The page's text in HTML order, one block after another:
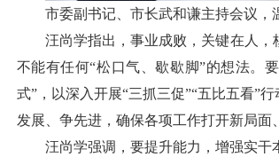
市委副书记、市长武和谦主持会议，
汪尚学指出，事业成败，关键在人
不能有任何“松口气、歇歇脚”的想法。
式”，以深入开展“三抓三促”“五比五看”
发展、争先进，确保各项工作打开新局面
汪尚学强调，要提升能力，增强实